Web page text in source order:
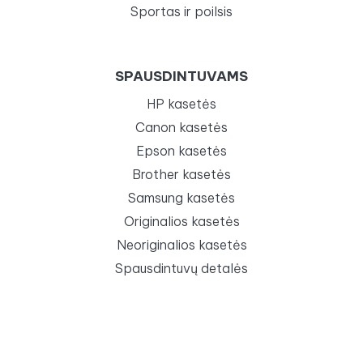
Sportas ir poilsis
SPAUSDINTUVAMS
HP kasetės
Canon kasetės
Epson kasetės
Brother kasetės
Samsung kasetės
Originalios kasetės
Neoriginalios kasetės
Spausdintuvų detalės